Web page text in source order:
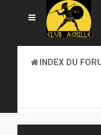
INDEX DU